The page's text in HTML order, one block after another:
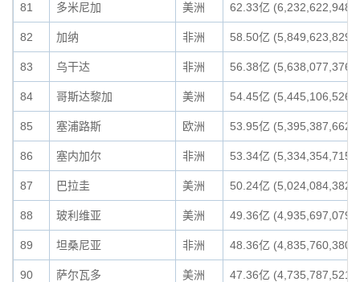
81 多米尼加 美洲 62.33亿 (6,232,622,948)
82 加纳 非洲 58.50亿 (5,849,623,829)
83 乌干达 非洲 56.38亿 (5,638,077,376)
84 哥斯达黎加 美洲 54.45亿 (5,445,106,526)
85 塞浦路斯 欧洲 53.95亿 (5,395,387,662)
86 塞内加尔 非洲 53.34亿 (5,334,354,715)
87 巴拉圭 美洲 50.24亿 (5,024,084,382)
88 玻利维亚 美洲 49.36亿 (4,935,697,079)
89 坦桑尼亚 非洲 48.36亿 (4,835,760,380)
90 萨尔瓦多 美洲 47.36亿 (4,735,787,521)